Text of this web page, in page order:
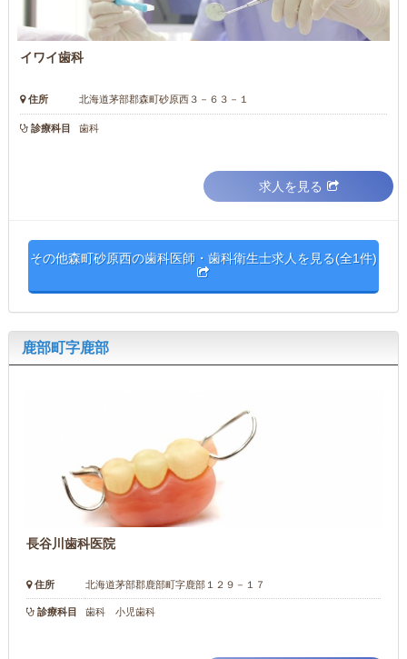
イワイ歯科
住所 北海道茅部郡森町砂原西３－６３－１
診療科目 歯科
求人を見る
その他森町砂原西の歯科医師・歯科衛生士求人を見る(全1件)
鹿部町字鹿部
長谷川歯科医院
住所 北海道茅部郡鹿部町字鹿部１２９－１７
診療科目 歯科 小児歯科